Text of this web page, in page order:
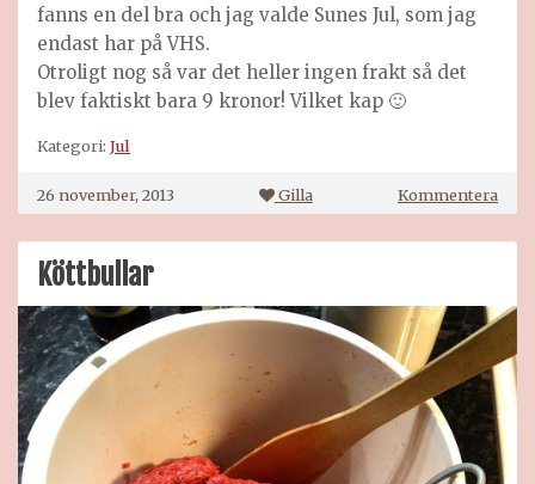
fanns en del bra och jag valde Sunes Jul, som jag
endast har på VHS.
Otroligt nog så var det heller ingen frakt så det
blev faktiskt bara 9 kronor! Vilket kap 🙂
Kategori: Jul
26 november, 2013 Gilla Kommenterapå
Jul
Köttbullar